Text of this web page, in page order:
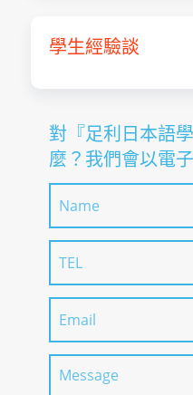
學生經驗談
對『足利日本語
麼？我們會以電